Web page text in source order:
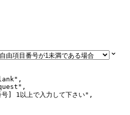
" ,
" ,
号] 1以上で入力して下さい" ,